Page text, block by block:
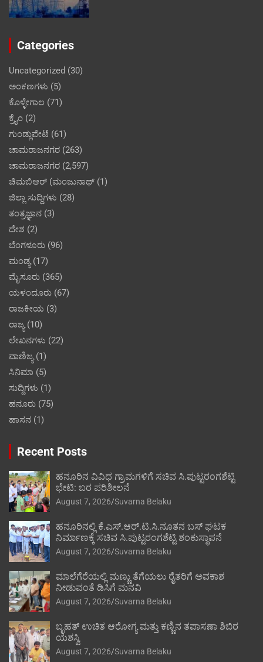
Categories
Uncategorized (30)
ಅಂಕಣಗಳು (5)
ಕೊಳ್ಳೇಗಾಲ (71)
ಕ್ರೈಂ (2)
ಗುಂಡ್ಲುಪೇಟೆ (61)
ಚಾಮರಾಜನಗರ (263)
ಚಾಮರಾಜನಗರ (2,597)
ಚಿಮಬಿಆರ್ (ಮಂಜುನಾಥ್ (1)
ಜಿಲ್ಲಾ ಸುದ್ದಿಗಳು (28)
ತಂತ್ರಜ್ಞಾನ (3)
ದೇಶ (2)
ಬೆಂಗಳೂರು (96)
ಮಂಡ್ಯ(17)
ಮೈಸೂರು (365)
ಯಳಂದೂರು (67)
ರಾಜಕೀಯ (3)
ರಾಜ್ಯ(10)
ಲೇಖನಗಳು (22)
ವಾಣಿಜ್ಯ(1)
ಸಿನಿಮಾ (5)
ಸುದ್ದಿಗಳು (1)
ಹನೂರು (75)
ಹಾಸನ (1)
Recent Posts
ಹನೂರಿನ ವಿವಿಧ ಗ್ರಾಮಗಳಿಗೆ ಸಚಿವ ಸಿ.ಪುಟ್ಟರಂಗಶೆಟ್ಟಿ
ಭೇಟಿ: ಬರ ಪರಿಶೀಲನೆ
August 7, 2026 Suvarna Belaku
ಹನೂರಿನಲ್ಲಿ ಕೆ.ಎಸ್.ಆರ್.ಟಿ.ಸಿ.ನೂತನ ಬಸ್ ಘಟಕ
ನಿರ್ಮಾಣಕ್ಕೆ ಸಚಿವ ಸಿ.ಪುಟ್ಟರಂಗಶೆಟ್ಟಿ ಶಂಕುಸ್ಥಾಪನೆ
August 7, 2026 Suvarna Belaku
ಮಾಲೆಗೆರೆಯಲ್ಲಿ ಮಣ್ಣು ತೆಗೆಯಲು ರೈತರಿಗೆ ಅವಕಾಶ
ನೀಡುವಂತೆ ಡಿಸಿಗೆ ಮನವಿ
August 7, 2026 Suvarna Belaku
ಬೃಹತ್ ಉಚಿತ ಆರೋಗ್ಯ ಮತ್ತು ಕಣ್ಣಿನ ತಪಾಸಣಾ ಶಿಬಿರ
ಯಶಸ್ವಿ
August 7, 2026 Suvarna Belaku